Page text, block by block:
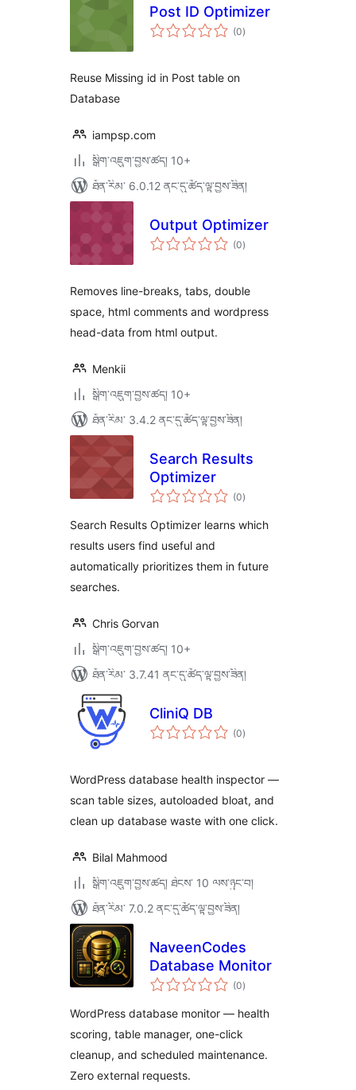
Post ID Optimizer
(0གདེང་
འཇོག་
)
Reuse Missing id in Post table on
Database
iampsp.com
སྒྲིག་འཇུག་བྱས་ཚད། 10+
ཐོན་རིམ་ 6.0.12 ནང་དུ་ཚོད་ལྟ་བྱས་ཟིན།
Output Optimizer
(0གདེང་
འཇོག་
)
Removes line-breaks, tabs, double
space, html comments and wordpress
head-data from html output.
Menkii
སྒྲིག་འཇུག་བྱས་ཚད། 10+
ཐོན་རིམ་ 3.4.2 ནང་དུ་ཚོད་ལྟ་བྱས་ཟིན།
Search Results
Optimizer
(0གདེང་
འཇོག་
ཚང་།
)
Search Results Optimizer learns which
results users find useful and
automatically prioritizes them in future
searches.
Chris Gorvan
སྒྲིག་འཇུག་བྱས་ཚད། 10+
ཐོན་རིམ་ 3.7.41 ནང་དུ་ཚོད་ལྟ་བྱས་ཟིན།
CliniQ DB
(0གདེང་
འཇོག་
)
WordPress database health inspector —
scan table sizes, autoloaded bloat, and
clean up database waste with one click.
Bilal Mahmood
སྒྲིག་འཇུག་བྱས་ཚད། ཐེངས་ 10 ལས་ཉུང་བ།
ཐོན་རིམ་ 7.0.2 ནང་དུ་ཚོད་ལྟ་བྱས་ཟིན།
NaveenCodes
Database Monitor
(0གདེང་
འཇོག་
ཚང་།
)
WordPress database monitor — health
scoring, table manager, one-click
cleanup, and scheduled maintenance.
Zero external requests.